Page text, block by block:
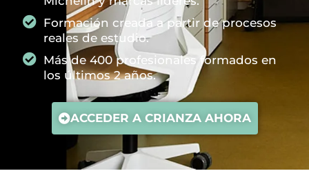
Formación creada a partir de procesos
reales de estudio.
Más de 400 profesionales formados en
los últimos 2 años.
ACCEDER A CRIANZA AHORA